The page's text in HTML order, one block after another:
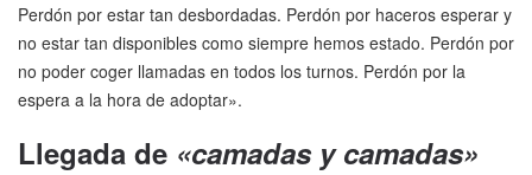
Perdón por estar tan desbordadas. Perdón por haceros esperar y
no estar tan disponibles como siempre hemos estado. Perdón por
no poder coger llamadas en todos los turnos. Perdón por la
espera a la hora de adoptar».
Llegada de «camadas y camadas»